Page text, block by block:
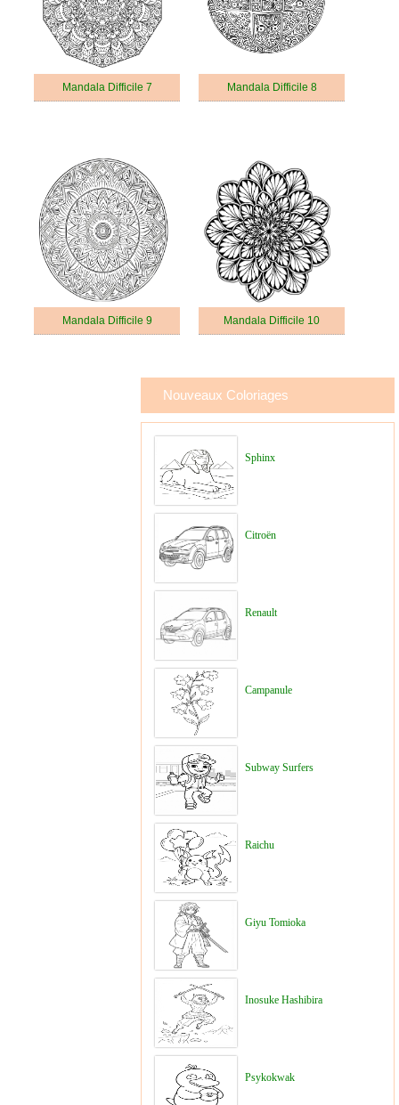
Mandala Difficile 7 Mandala Difficile 8
Mandala Difficile 9 Mandala Difficile 10
Nouveaux Coloriages
Sphinx
Citroën
Renault
Campanule
Subway Surfers
Raichu
Giyu Tomioka
Inosuke Hashibira
Psykokwak